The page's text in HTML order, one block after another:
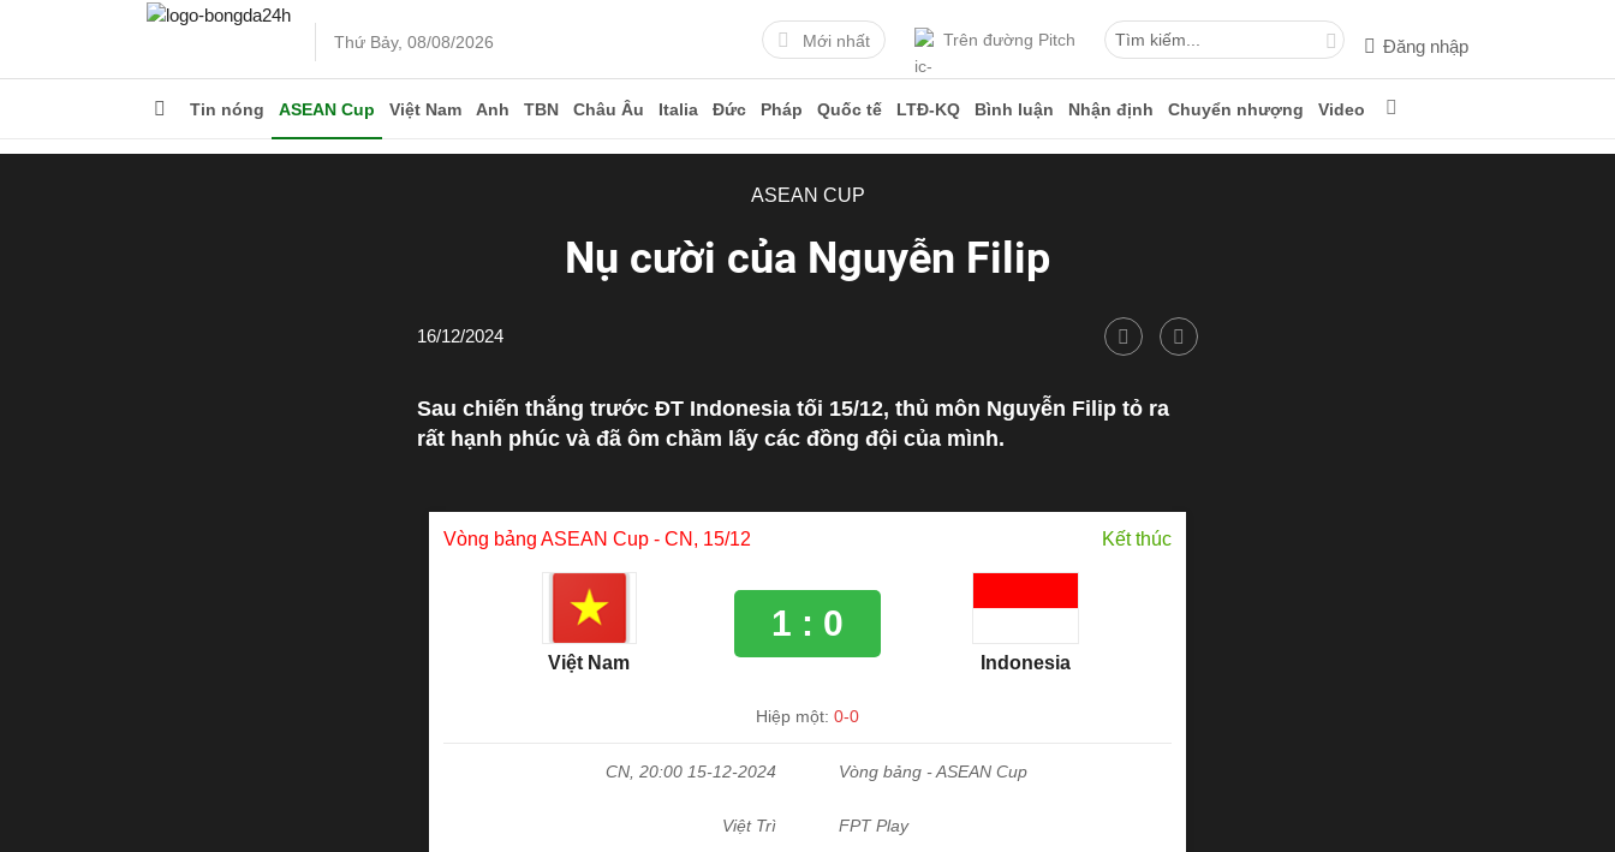
Thứ Bảy, 08/08/2026 Mới nhất Trên đường Pitch Đăng nhập
Tin nóng ASEAN Cup Việt Nam Anh TBN Châu Âu Italia Đức Pháp Quốc tế LTĐ-KQ Bình luận Nhận định Chuyển nhượng Video
ASEAN CUP
Nụ cười của Nguyễn Filip
16/12/2024
Sau chiến thắng trước ĐT Indonesia tối 15/12, thủ môn Nguyễn Filip tỏ ra
rất hạnh phúc và đã ôm chầm lấy các đồng đội của mình.